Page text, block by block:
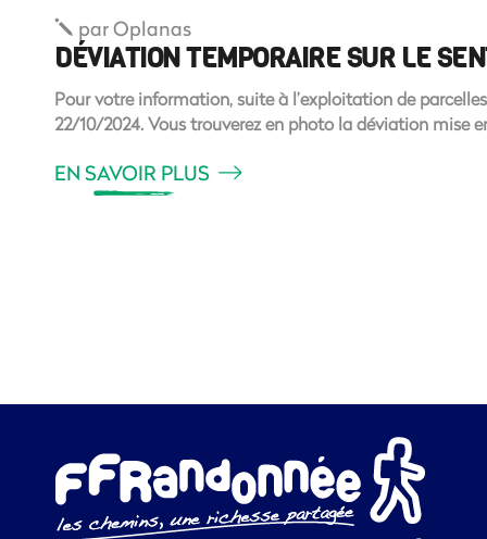
parOplanas
DÉVIATION TEMPORAIRE SUR LE
Pour votre information, suite à l’exploitation de
22/10/2024. Vous trouverez en photo la déviation mise
EN SAVOIR PLUS